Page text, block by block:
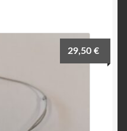
29,50€